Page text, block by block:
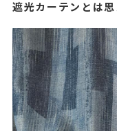
遮光カーテンとは